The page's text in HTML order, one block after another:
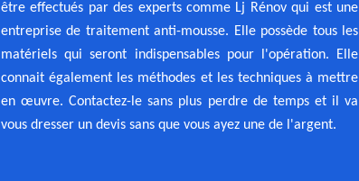
être effectués par des experts comme Lj Rénov qui est une
entreprise de traitement anti-mousse. Elle possède tous les
matériels qui seront indispensables pour l'opération. Elle
connait également les méthodes et les techniques à mettre
en œuvre. Contactez-le sans plus perdre de temps et il va
vous dresser un devis sans que vous ayez une de l'argent.